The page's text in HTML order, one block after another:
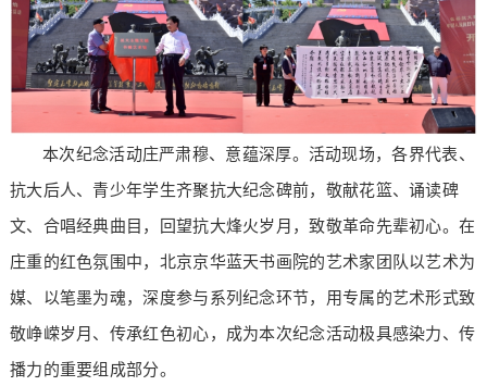
本次纪念活动庄严肃穆、意蕴深厚。活动现场，各界代表、
抗大后人、青少年学生齐聚抗大纪念碑前，敬献花篮、诵读碑
文、合唱经典曲目，回望抗大烽火岁月，致敬革命先辈初心。在
庄重的红色氛围中，北京京华蓝天书画院的艺术家团队以艺术为
媒、以笔墨为魂，深度参与系列纪念环节，用专属的艺术形式致
敬峥嵘岁月、传承红色初心，成为本次纪念活动极具感染力、传
播力的重要组成部分。